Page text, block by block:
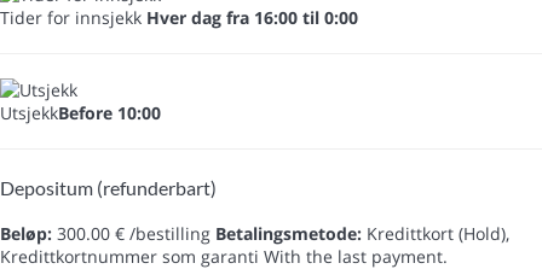
Tider for innsjekk Hver dag fra 16:00 til 0:00
UtsjekkBefore 10:00
Depositum (refunderbart)
Beløp: 300.00 € /bestilling Betalingsmetode: Kredittkort (Hold),
Kredittkortnummer som garanti With the last payment.